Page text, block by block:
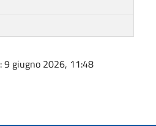
: 9 giugno 2026, 11:48